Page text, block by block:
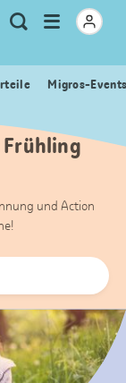
Meta
Navigation
Suche
Menu
öffnen
Migros-
Frühling
und Action